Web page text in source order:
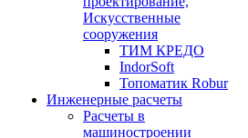
Искусственные
сооружения
ТИМ КРЕДО
IndorSoft
Топоматик Robur
Инженерные расчеты
Расчеты в
машиностроении